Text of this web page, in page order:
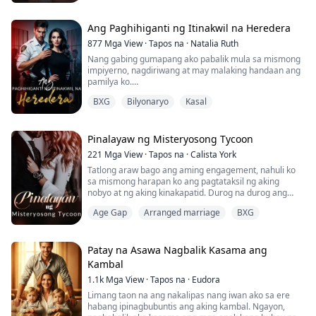
siyang idampi ang ilong niya sa leeg ko at amuyin ang
aking bango. Hindi ko alam kung ano ang amoy ko para
sa kanya. Amoy ba akong nagsisi...
Ang Paghihiganti ng Itinakwil na Heredera
877 Mga View·Tapos na · Natalia Ruth
Nang gabing gumapang ako pabalik mula sa mismong
impiyerno, nagdiriwang at may malaking handaan ang
pamilya ko.
Ang mismong kapatid ko—na muntik ko nang ikamatay
minamahal.
Ang sarili kong mga magulang, tinawag akong isang
malaking kahihiyan, at walang-awang pinagsarhan ng
pinto sa mismong pagmumu...
BXG Bilyonaryo Kasal
Pinalayaw ng Misteryosong Tycoon
221 Mga View·Tapos na ·Calista York
Tatlong araw bago ang aming engagement, nahuli ko
sa mismong harapan ko ang pagtataksil ng aking
nobyo at ng aking kinakapatid. Durog na durog ang
sa aking kalungkutan. "Sa wakas, nahanap din kita,"
bulong niya.
Matapos ang isang gabing pinagsaluhan, nauwi k...
Age Gap Arranged marriage BXG
Patay na Asawa Nagbalik Kasama ang
Kambal
1.1k Mga View·Tapos na · Eudora
Limang taon na ang nakalipas nang iwan ako sa ere
habang ipinagbubuntis ang aking kambal. Ngayon,